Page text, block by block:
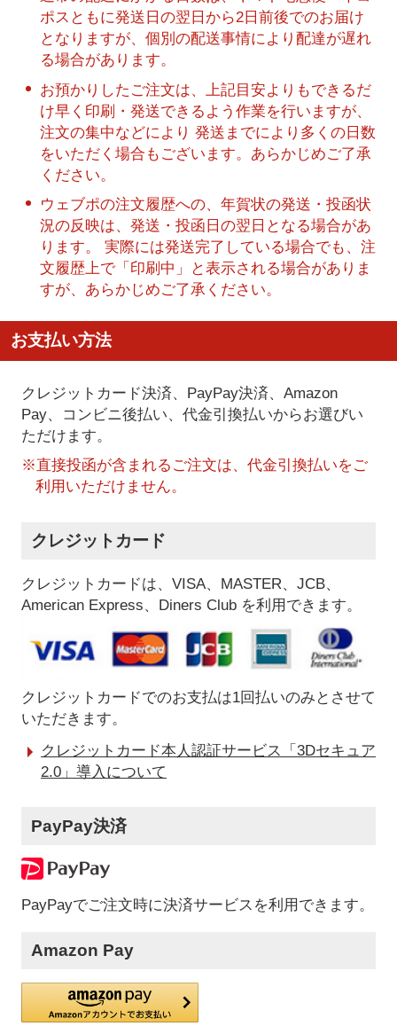
ポスともに発送日の翌日から2日前後でのお届け
となりますが、個別の配送事情により配達が遅れ
る場合があります。
お預かりしたご注文は、上記目安よりもできるだ
け早く印刷・発送できるよう作業を行いますが、
注文の集中などにより 発送までにより多くの日数
をいただく場合もございます。あらかじめご了承
ください。
ウェブポの注文履歴への、年賀状の発送・投函状
況の反映は、発送・投函日の翌日となる場合があ
ります。 実際には発送完了している場合でも、注
文履歴上で「印刷中」と表示される場合がありま
すが、あらかじめご了承ください。
お支払い方法
クレジットカード決済、PayPay決済、Amazon
Pay、コンビニ後払い、代金引換払いからお選びい
ただけます。
※直接投函が含まれるご注文は、代金引換払いをご
利用いただけません。
クレジットカード
クレジットカードは、VISA、MASTER、JCB、
American Express、Diners Club を利用できます。
クレジットカードでのお支払は1回払いのみとさせて
いただきます。
クレジットカード本人認証サービス「3Dセキュア
2.0」導入について
PayPay決済
PayPayでご注文時に決済サービスを利用できます。
Amazon Pay